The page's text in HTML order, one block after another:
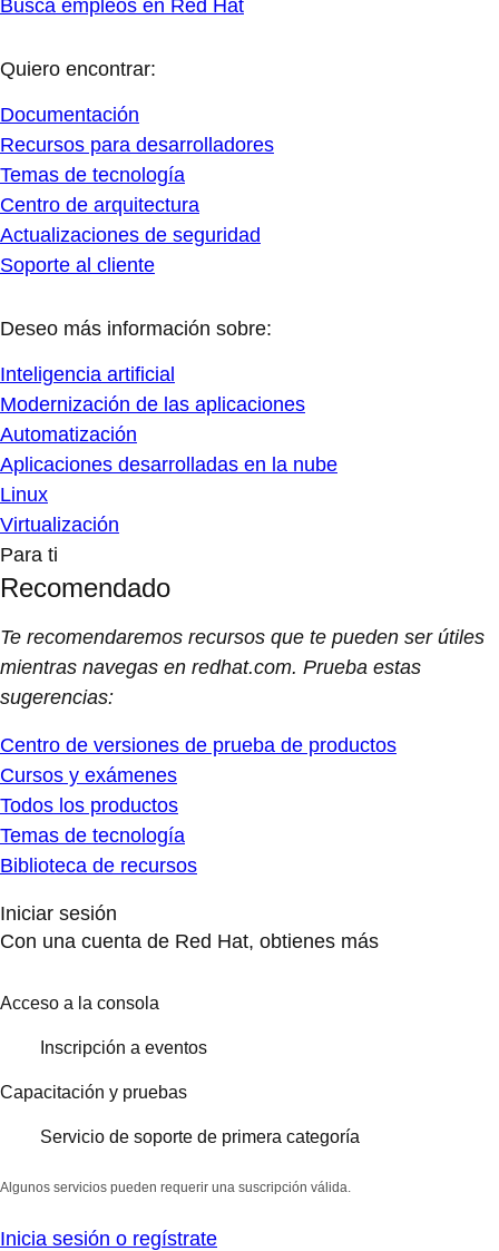
Busca empleos en Red Hat
Quiero encontrar:
Documentación
Recursos para desarrolladores
Temas de tecnología
Centro de arquitectura
Actualizaciones de seguridad
Soporte al cliente
Deseo más información sobre:
Inteligencia artificial
Modernización de las aplicaciones
Automatización
Aplicaciones desarrolladas en la nube
Linux
Virtualización
Para ti
Recomendado
Te recomendaremos recursos que te pueden ser útiles
mientras navegas en redhat.com. Prueba estas
sugerencias:
Centro de versiones de prueba de productos
Cursos y exámenes
Todos los productos
Temas de tecnología
Biblioteca de recursos
Iniciar sesión
Con una cuenta de Red Hat, obtienes más
Acceso a la consola
Inscripción a eventos
Capacitación y pruebas
Servicio de soporte de primera categoría
Algunos servicios pueden requerir una suscripción válida.
Inicia sesión o regístrate